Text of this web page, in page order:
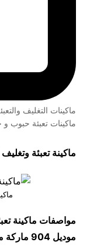
ماكينات التغليف
ماكينات تعبئة حبوب
ماكينة تعبئة
مواصفات ماكينة
موديل 904 ماركة مهندس مــنـسى